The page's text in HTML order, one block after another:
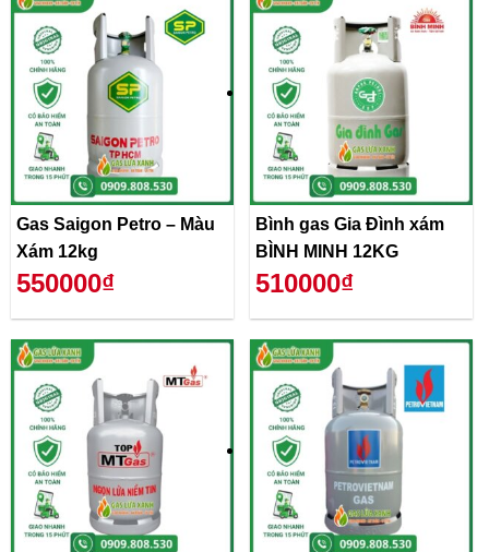
Gas Saigon Petro – Màu
Xám 12kg
550000₫
Bình gas Gia Đình xám
BÌNH MINH 12KG
510000₫